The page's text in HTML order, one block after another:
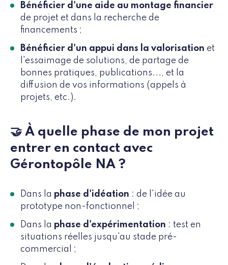
Bénéficier d'une aide au montage financier
de projet et dans la recherche de
financements ;
Bénéficier d'un appui dans la valorisation et
l'essaimage de solutions, de partage de
bonnes pratiques, publications..., et la
diffusion de vos informations (appels à
projets, etc.).
🤝 À quelle phase de mon projet
entrer en contact avec
Gérontopôle NA ?
Dans la phase d'idéation : de l'idée au
prototype non-fonctionnel ;
Dans la phase d'expérimentation : test en
situations réelles jusqu'au stade pré-
commercial ;